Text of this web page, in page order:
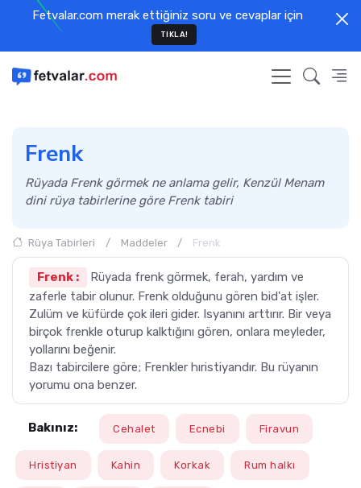
Fetvalar.com merak ettiğiniz soru ve cevaplar için
TIKLA!
Frenk
Rüyada Frenk görmek ne anlama gelir, Kenzül Menam
dini rüya tabirlerine göre Frenk tabiri
Rüya Tabirleri Maddeler Frenk
Frenk :
Rüyada frenk görmek, ferah, yardım ve
zaferle tabir olunur. Frenk olduğunu gören bid'at işler.
Zulüm ve küfürde çok ileri gider. Isyanını arttırır. Bir veya
birçok frenkle oturup kalktığını gören, onlara meyleder,
yollarını beğenir.
Bazı tabircilere göre; Frenkler hıristiyandır. Bu rüyanın
yorumu ona benzer.
Bakınız: Cehalet Ecnebi Firavun
Hristiyan Kahin Korkak Rum halkı